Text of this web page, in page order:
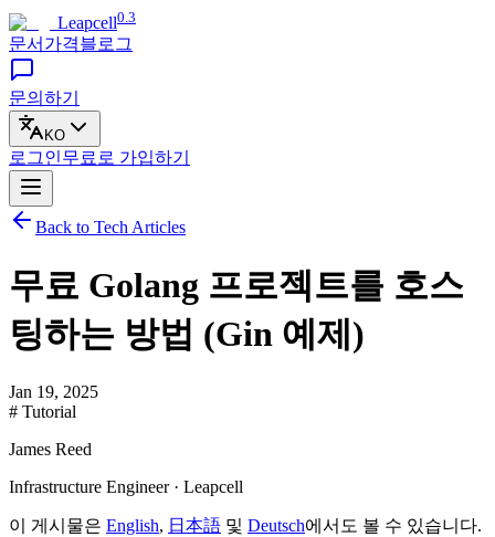
Leapcell0.3
문서 가격블로그
문의하기
KO
로그인무료로 가입하기
Back to Tech Articles
무료 Golang 프로젝트를 호스
팅하는 방법 (Gin 예제)
Jan 19, 2025
# Tutorial
James Reed
Infrastructure Engineer · Leapcell
이 게시물은 English, 日本語 및 Deutsch에서도 볼 수 있습니다.